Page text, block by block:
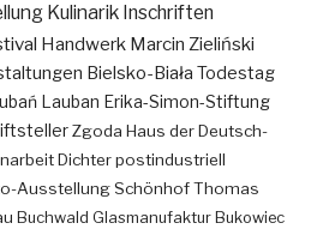
Kulinarik Inschriften
Handwerk Marcin Zieliński
Bielsko-Biała Todestag
Lauban Erika-Simon-Stiftung
Zgoda Haus der Deutsch-
Dichterpostindustriell
AusstellungSchönhofThomas
Buchwald Glasmanufaktur Bukowiec